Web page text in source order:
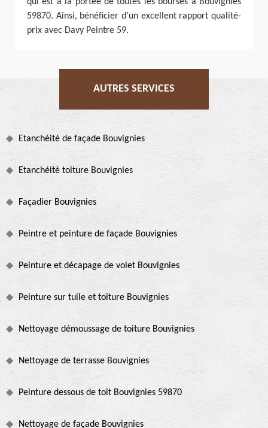
qui est à la portée de toutes les bourses à Bouvignies
59870. Ainsi, bénéficier d’un excellent rapport qualité-
prix avec Davy Peintre 59.
AUTRES SERVICES
Etanchéité de façade Bouvignies
Etanchéité toiture Bouvignies
Façadier Bouvignies
Peintre et peinture de façade Bouvignies
Peinture et décapage de volet Bouvignies
Peinture sur tuile et toiture Bouvignies
Nettoyage démoussage de toiture Bouvignies
Nettoyage de terrasse Bouvignies
Peinture dessous de toit Bouvignies 59870
Nettoyage de façade Bouvignies